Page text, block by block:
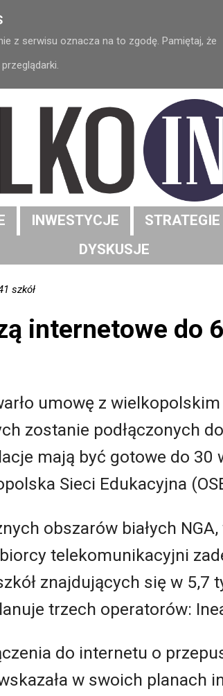
z serwisu oznacza na to zgodę. Pamiętaj, że
INWESTYCJE STRATEGIE
DYSKUSJE
szkół
internetowe do
umowę z
zostanie podłączonych
mają być gotowe do 30
Sieci Edukacyjna
obszarów białych
telekomunikacyjni
znajdujących się w 5,7
trzech operatorów:
do internetu o
w swoich planach